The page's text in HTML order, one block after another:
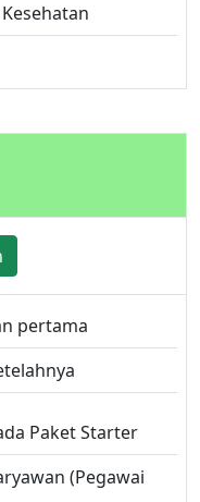
pertama
Paket Starter
(Pegawai